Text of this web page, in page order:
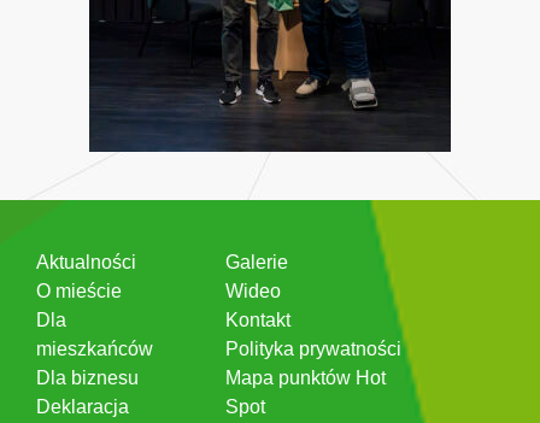
Aktualności
O mieście
Dla
mieszkańców
Dla biznesu
Deklaracja
Galerie
Wideo
Kontakt
Polityka prywatności
Mapa punktów Hot
Spot